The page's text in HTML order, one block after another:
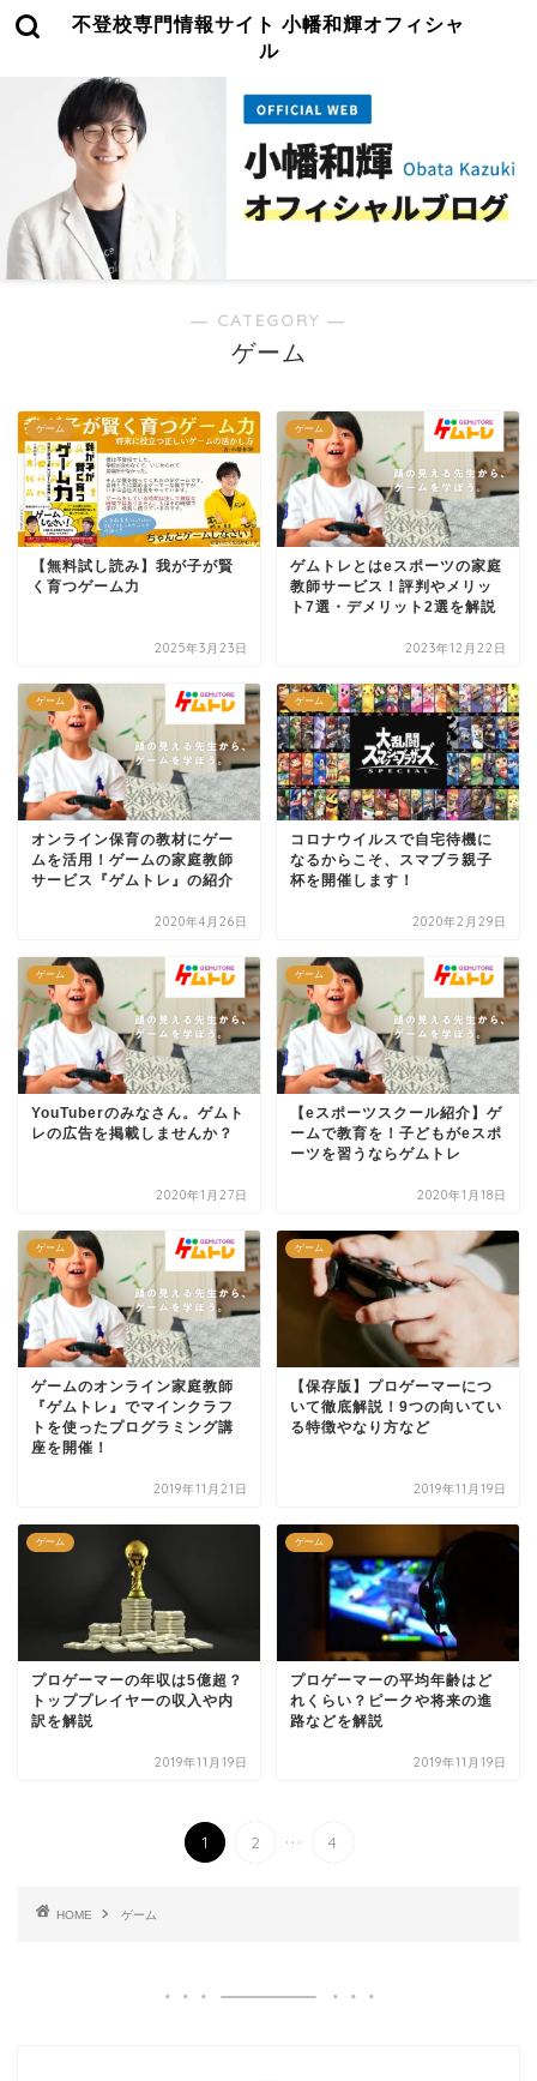
不登校専門情報サイト 小幡和輝オフィシャ
ル
― CATEGORY ―
ゲーム
ゲーム
【無料試し読み】我が子が賢
く育つゲーム力
2025年3月23日
ゲーム
ゲムトレとはeスポーツの家庭
教師サービス！評判やメリッ
ト7選・デメリット2選を解説
2023年12月22日
ゲーム
オンライン保育の教材にゲー
ムを活用！ゲームの家庭教師
サービス『ゲムトレ』の紹介
2020年4月26日
ゲーム
コロナウイルスで自宅待機に
なるからこそ、スマブラ親子
杯を開催します！
2020年2月29日
ゲーム
YouTuberのみなさん。ゲムト
レの広告を掲載しませんか？
2020年1月27日
ゲーム
【eスポーツスクール紹介】ゲ
ームで教育を！子どもがeスポ
ーツを習うならゲムトレ
2020年1月18日
ゲーム
ゲームのオンライン家庭教師
『ゲムトレ』でマインクラフ
トを使ったプログラミング講
座を開催！
2019年11月21日
ゲーム
【保存版】プロゲーマーにつ
いて徹底解説！9つの向いてい
る特徴やなり方など
2019年11月19日
ゲーム
プロゲーマーの年収は5億超？
トッププレイヤーの収入や内
訳を解説
2019年11月19日
ゲーム
プロゲーマーの平均年齢はど
れくらい？ピークや将来の進
路などを解説
2019年11月19日
1 2 ... 4
HOME ゲーム